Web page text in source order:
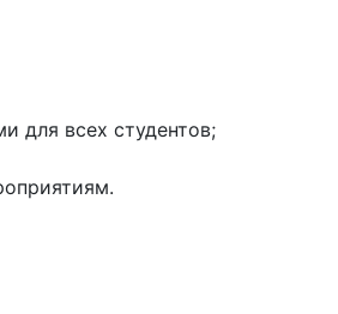
для всех студентов;